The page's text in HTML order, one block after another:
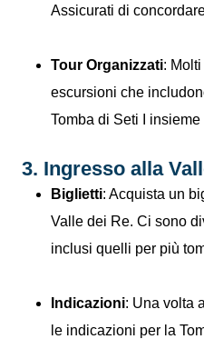
Assicurati di
Tour Organizzati:
escursioni che
Tomba di Seti I
3. Ingresso alla
Biglietti: Acquista un
Valle dei Re. Ci sono
inclusi quelli per più
Indicazioni: Una volta
le indicazioni per la